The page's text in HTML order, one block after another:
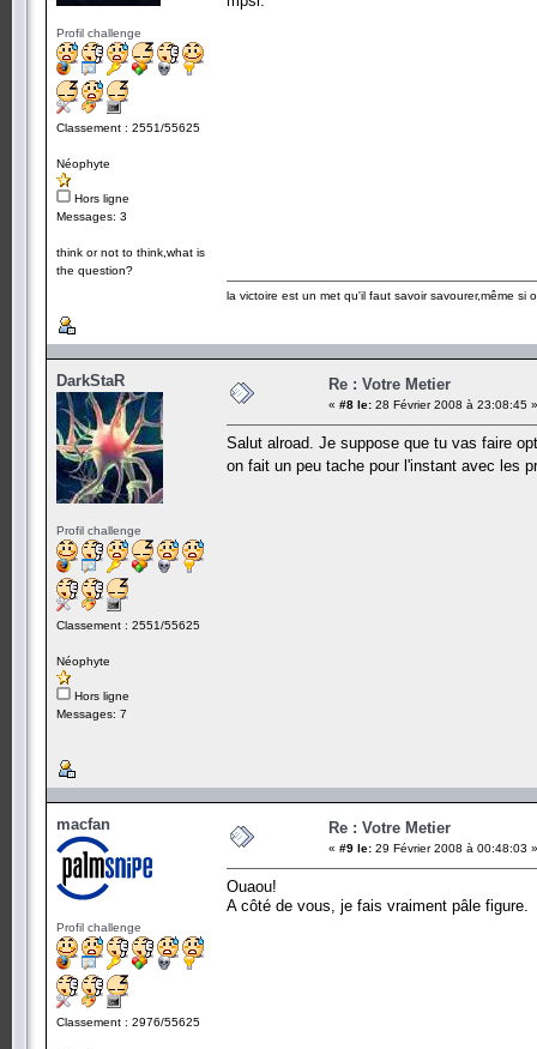
Profil challenge
Classement : 2551/55625
Néophyte
Hors ligne
Messages: 3
think or not to think,what is
the question?
la victoire est un met qu'il faut savoir savourer,même si
DarkStaR
Profil challenge
Classement : 2551/55625
Néophyte
Hors ligne
Messages: 7
Re : Votre Metier
« #8 le: 28 Février 2008 à 23:08:45 »
Salut alroad. Je suppose que tu vas faire
on fait un peu tache pour l'instant avec les
macfan
Profil challenge
Classement : 2976/55625
Re : Votre Metier
« #9 le: 29 Février 2008 à 00:48:03 »
Ouaou!
A côté de vous, je fais vraiment pâle figure.